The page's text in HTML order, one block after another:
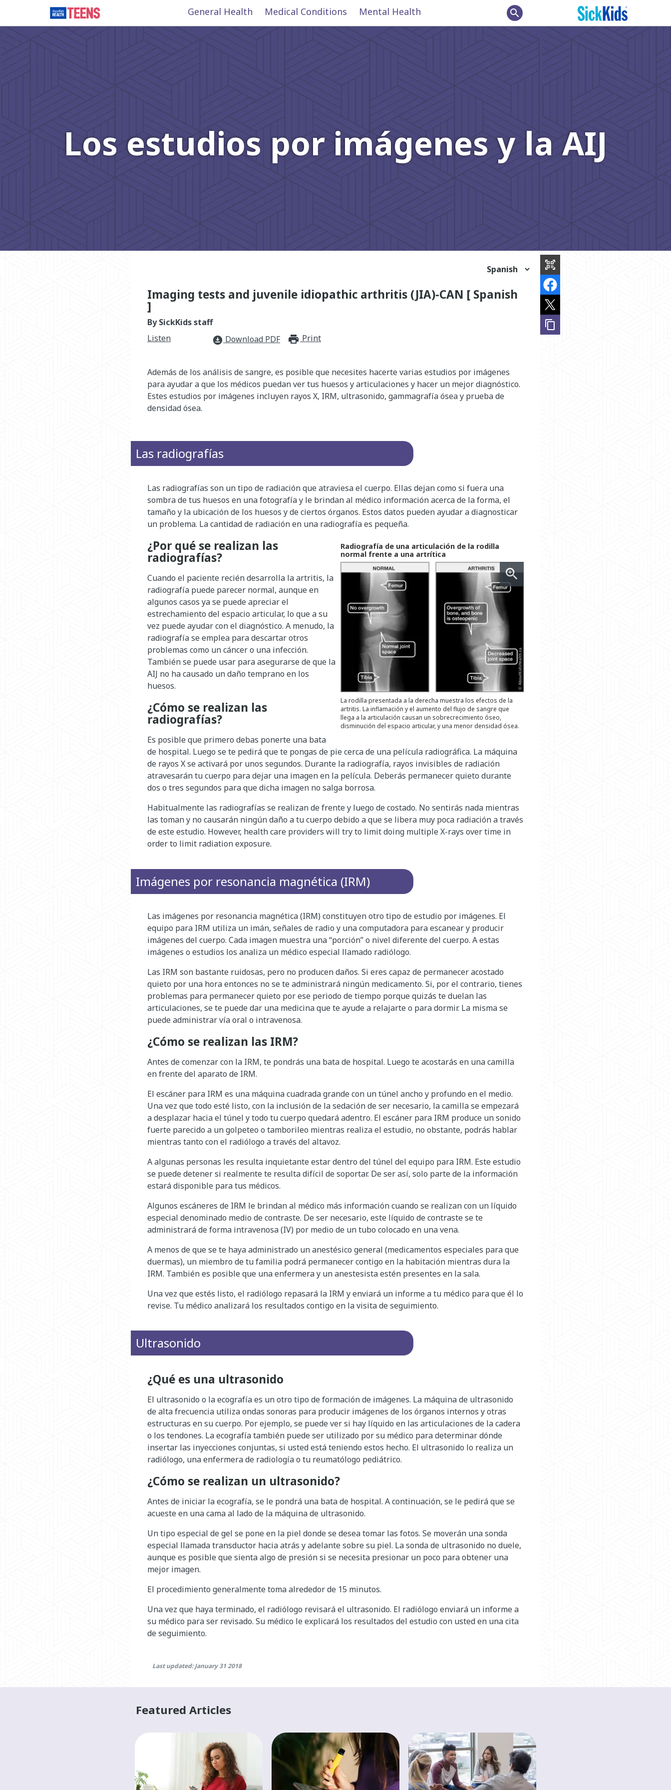
General Health Medical Conditions Mental Health search
share
this
page
qr_code_scanner
content_copy
Los estudios por imágenes y la AIJ
Imaging tests and juvenile idiopathic arthritis (JIA)-CAN [ Spanish
]
By SickKids staff
Listen
download_for_offline Download PDF print_for_offline
Print
Además de los análisis de sangre, es posible que necesites hacerte varias estudios por imágenes
para ayudar a que los médicos puedan ver tus huesos y articulaciones y hacer un mejor diagnóstico.
Estes estudios por imágenes incluyen rayos X, IRM, ultrasonido, gammagrafía ósea y prueba de
densidad ósea.
Las radiografías
Las radiografías son un tipo de radiación que atraviesa el cuerpo. Ellas dejan como si fuera una
sombra de tus huesos en una fotografía y le brindan al médico información acerca de la forma, el
tamaño y la ubicación de los huesos y de ciertos órganos. Estos datos pueden ayudar a diagnosticar
un problema. La cantidad de radiación en una radiografía es pequeña.
Radiografía de una articulación de la rodilla
normal frente a una artrítica
La rodilla presentada a la derecha muestra los efectos de la
artritis. La inflamación y el aumento del flujo de sangre que
llega a la articulación causan un sobrecrecimiento óseo,
disminución del espacio articular, y una menor densidad ósea.
¿Por qué se realizan las
radiografías?
Cuando el paciente recién desarrolla la artritis, la
radiografía puede parecer normal, aunque en
algunos casos ya se puede apreciar el
estrechamiento del espacio articular, lo que a su
vez puede ayudar con el diagnóstico. A menudo, la
radiografía se emplea para descartar otros
problemas como un cáncer o una infección.
También se puede usar para asegurarse de que la
AIJ no ha causado un daño temprano en los
huesos.
¿Cómo se realizan las
radiografías?
Es posible que primero debas ponerte una bata
de hospital. Luego se te pedirá que te pongas de pie cerca de una película radiográfica. La máquina
de rayos X se activará por unos segundos. Durante la radiografía, rayos invisibles de radiación
atravesarán tu cuerpo para dejar una imagen en la película. Deberás permanecer quieto durante
dos o tres segundos para que dicha imagen no salga borrosa.
Habitualmente las radiografías se realizan de frente y luego de costado. No sentirás nada mientras
las toman y no causarán ningún daño a tu cuerpo debido a que se libera muy poca radiación a través
de este estudio. However, health care providers will try to limit doing multiple X-rays over time in
order to limit radiation exposure.
Imágenes por resonancia magnética (IRM)
Las imágenes por resonancia magnética (IRM) constituyen otro tipo de estudio por imágenes. El
equipo para IRM utiliza un imán, señales de radio y una computadora para escanear y producir
imágenes del cuerpo. Cada imagen muestra una “porción” o nivel diferente del cuerpo. A estas
imágenes o estudios los analiza un médico especial llamado radiólogo.
Las IRM son bastante ruidosas, pero no producen daños. Si eres capaz de permanecer acostado
quieto por una hora entonces no se te administrará ningún medicamento. Si, por el contrario, tienes
problemas para permanecer quieto por ese periodo de tiempo porque quizás te duelan las
articulaciones, se te puede dar una medicina que te ayude a relajarte o para dormir. La misma se
puede administrar vía oral o intravenosa.
¿Cómo se realizan las IRM?
Antes de comenzar con la IRM, te pondrás una bata de hospital. Luego te acostarás en una camilla
en frente del aparato de IRM.
El escáner para IRM es una máquina cuadrada grande con un túnel ancho y profundo en el medio.
Una vez que todo esté listo, con la inclusión de la sedación de ser necesario, la camilla se empezará
a desplazar hacia el túnel y todo tu cuerpo quedará adentro. El escáner para IRM produce un sonido
fuerte parecido a un golpeteo o tamborileo mientras realiza el estudio, no obstante, podrás hablar
mientras tanto con el radiólogo a través del altavoz.
A algunas personas les resulta inquietante estar dentro del túnel del equipo para IRM. Este estudio
se puede detener si realmente te resulta difícil de soportar. De ser así, solo parte de la información
estará disponible para tus médicos.
Algunos escáneres de IRM le brindan al médico más información cuando se realizan con un líquido
especial denominado medio de contraste. De ser necesario, este líquido de contraste se te
administrará de forma intravenosa (IV) por medio de un tubo colocado en una vena.
A menos de que se te haya administrado un anestésico general (medicamentos especiales para que
duermas), un miembro de tu familia podrá permanecer contigo en la habitación mientras dura la
IRM. También es posible que una enfermera y un anestesista estén presentes en la sala.
Una vez que estés listo, el radiólogo repasará la IRM y enviará un informe a tu médico para que él lo
revise. Tu médico analizará los resultados contigo en la visita de seguimiento.
Ultrasonido
¿Qué es una ultrasonido
El ultrasonido o la ecografía es un otro tipo de formación de imágenes. La máquina de ultrasonido
de alta frecuencia utiliza ondas sonoras para producir imágenes de los órganos internos y otras
estructuras en su cuerpo. Por ejemplo, se puede ver si hay líquido en las articulaciones de la cadera
o los tendones. La ecografía también puede ser utilizado por su médico para determinar dónde
insertar las inyecciones conjuntas, si usted está teniendo estos hecho. El ultrasonido lo realiza un
radiólogo, una enfermera de radiología o tu reumatólogo pediátrico.
¿Cómo se realizan un ultrasonido?
Antes de iniciar la ecografía, se le pondrá una bata de hospital. A continuación, se le pedirá que se
acueste en una cama al lado de la máquina de ultrasonido.
Un tipo especial de gel se pone en la piel donde se desea tomar las fotos. Se moverán una sonda
especial llamada transductor hacia atrás y adelante sobre su piel. La sonda de ultrasonido no duele,
aunque es posible que sienta algo de presión si se necesita presionar un poco para obtener una
mejor imagen.
El procedimiento generalmente toma alrededor de 15 minutos.
Una vez que haya terminado, el radiólogo revisará el ultrasonido. El radiólogo enviará un informe a
su médico para ser revisado. Su médico le explicará los resultados del estudio con usted en una cita
de seguimiento.
Last updated: January 31 2018
Featured Articles